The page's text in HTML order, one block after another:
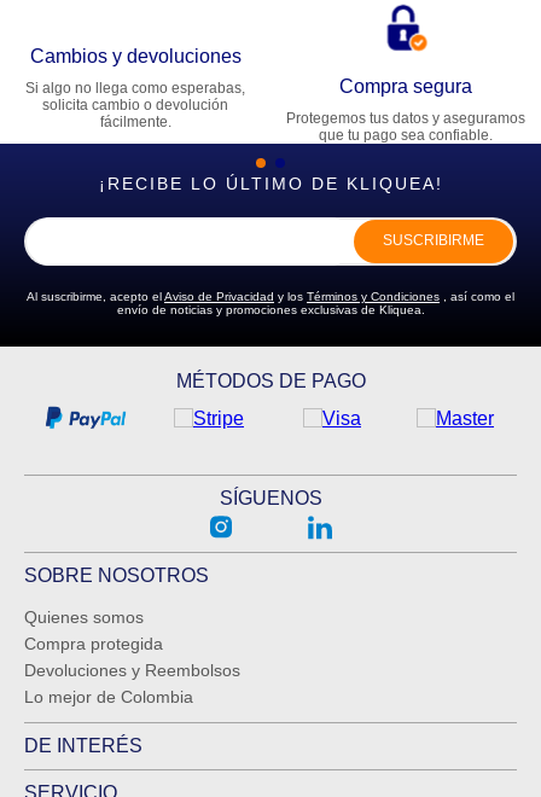
Cambios y devoluciones
Si algo no llega como esperabas,
solicita cambio o devolución
fácilmente.
Compra segura
Protegemos tus datos y aseguramos
que tu pago sea confiable.
¡RECIBE LO ÚLTIMO DE KLIQUEA!
SUSCRIBIRME
Al suscribirme, acepto elAviso de Privacidad y los Términos y Condiciones , así como el
envío de noticias y promociones exclusivas de Kliquea.
MÉTODOS DE PAGO
SÍGUENOS
SOBRE NOSOTROS
Quienes somos
Compra protegida
Devoluciones y Reembolsos
Lo mejor de Colombia
DE INTERÉS
SERVICIO